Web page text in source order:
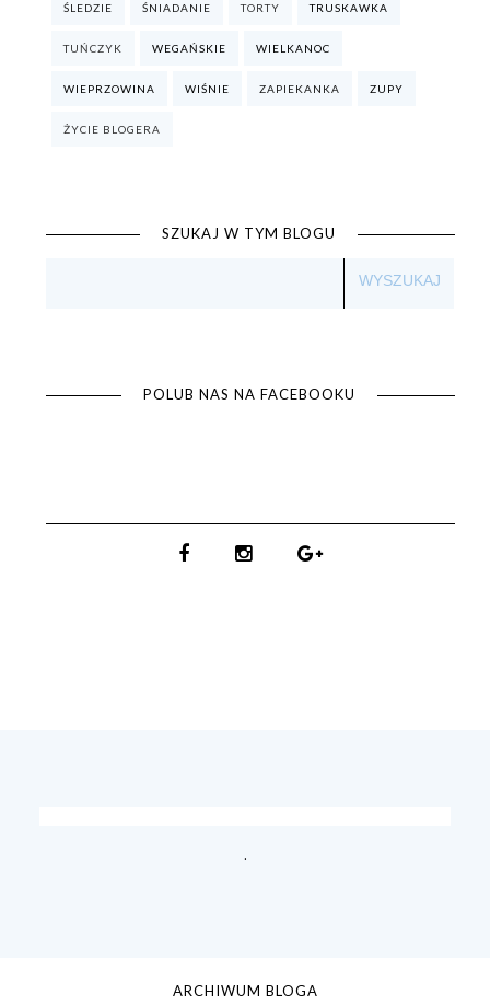
ŚLEDZIE ŚNIADANIE TORTY TRUSKAWKA
TUŃCZYK WEGAŃSKIE WIELKANOC
WIEPRZOWINA WIŚNIE ZAPIEKANKA ZUPY
ŻYCIE BLOGERA
SZUKAJ W TYM BLOGU
POLUB NAS NA FACEBOOKU
.
ARCHIWUM BLOGA